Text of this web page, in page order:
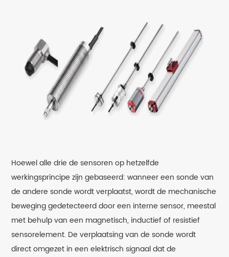
Hoewel alle drie de sensoren op hetzelfde
werkingsprincipe zijn gebaseerd: wanneer een sonde van
de andere sonde wordt verplaatst, wordt de mechanische
beweging gedetecteerd door een interne sensor, meestal
met behulp van een magnetisch, inductief of resistief
sensorelement. De verplaatsing van de sonde wordt
direct omgezet in een elektrisch signaal dat de